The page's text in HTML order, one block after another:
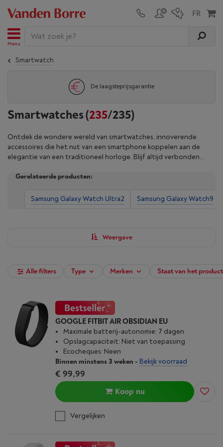
Menu
Smartwatch
De laagsteprijsgarantie
Smartwatches(235/235)
Ontdek de wondere wereld van smartwatches, innoverende
accessoires die het nut van een smartphone koppelen aan de
elegantie van een traditioneel horloge. Blijf altijd verbonden
Onze smartwatches volgen ook nauwkeurig je sportieve
geïntegreerde gps en hartslagsensoren. Ontdek onze selectie
smartwatches voor mannen en vrouwen, van Apple Watch en
de hand van de filters en koop je smartwatch vanaf nu bij Vanden
Gerelateerde producten:
Samsung Galaxy Watch Ultra2 Samsung Galaxy Watch9
Weergave
Alle filters Type Merken Staat van het product
GOOGLE FITBIT AIR OBSIDIAN EU
Maximale batterij-autonomie: 7 dagen
Opslagcapaciteit: Niet van toepassing
Ecocheques: Neen
Binnen minstens 3 weken - Bekijk voorraad
€ 99,99
Koop nu
Vergelijken